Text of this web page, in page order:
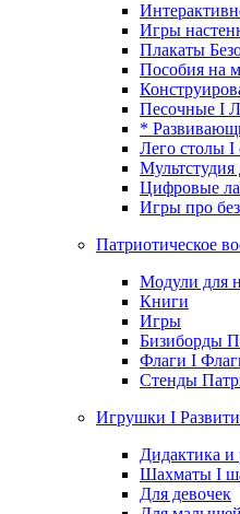
Игры
Плакаты
Пособия на
Песочные I
*
Лего столы I
Мультстудия
Цифровые
Игры про
Патриотическое
Модули для
Книги
Игры
Бизиборды
Флаги I
Стенды
Игрушки I
Дидактика и
Шахматы I
Для девочек